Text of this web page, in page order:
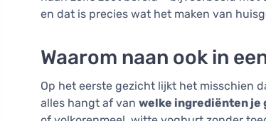
en dat is precies wat het maken van
Waarom naan ook in
Op het eerste gezicht lijkt het misschien
alles hangt af van welke ingrediënten je